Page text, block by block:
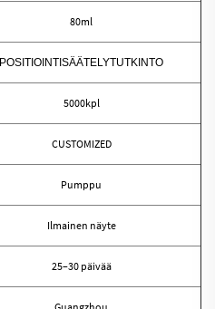
80ml
POSITIOINTISÄÄTELYTUTKINTO
5000kpl
CUSTOMIZED
Pumppu
Ilmainen näyte
25–30 päivää